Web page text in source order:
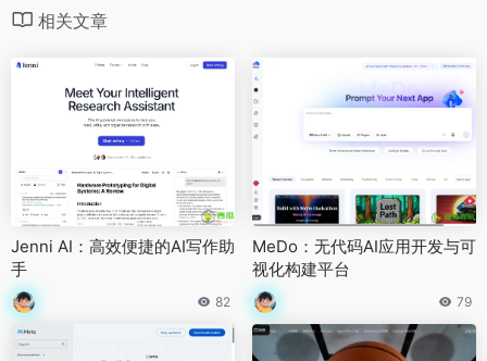
相关文章
Jenni AI：高效便捷的AI写作助
手
82
MeDo：无代码AI应用开发与可
视化构建平台
79